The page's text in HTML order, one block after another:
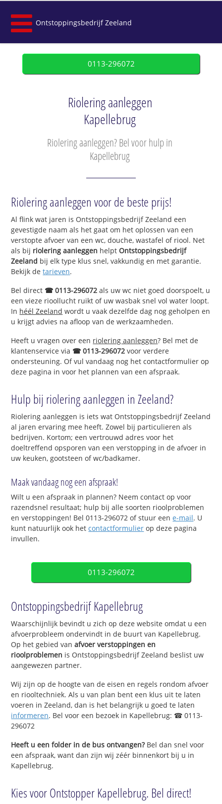
Ontstoppingsbedrijf Zeeland
0113-296072
Riolering aanleggen
Kapellebrug
Riolering aanleggen? Bel voor hulp in
Kapellebrug
Riolering aanleggen voor de beste prijs!
Al flink wat jaren is Ontstoppingsbedrijf Zeeland een
gevestigde naam als het gaat om het oplossen van een
verstopte afvoer van een wc, douche, wastafel of riool. Net
als bij riolering aanleggen helptOntstoppingsbedrijf
Zeeland bij elk type klus snel, vakkundig en met garantie.
Bekijk detarieven.
Bel direct ☎ 0113-296072 als uw wc niet goed doorspoelt, u
een vieze rioollucht ruikt of uw wasbak snel vol water loopt.
In héél Zeeland wordt u vaak dezelfde dag nog geholpen en
u krijgt advies na afloop van de werkzaamheden.
Heeft u vragen over een riolering aanleggen? Bel met de
klantenservice via ☎ 0113-296072 voor verdere
ondersteuning. Of vul vandaag nog het contactformulier op
deze pagina in voor het plannen van een afspraak.
Hulp bij riolering aanleggen in Zeeland?
Riolering aanleggen is iets wat Ontstoppingsbedrijf Zeeland
al jaren ervaring mee heeft. Zowel bij particulieren als
bedrijven. Kortom; een vertrouwd adres voor het
doeltreffend opsporen van een verstopping in de afvoer in
uw keuken, gootsteen of wc/badkamer.
Maak vandaag nog een afspraak!
Wilt u een afspraak in plannen? Neem contact op voor
razendsnel resultaat; hulp bij alle soorten rioolproblemen
en verstoppingen! Bel 0113-296072 of stuur eene-mail. U
kunt natuurlijk ook hetcontactformulier op deze pagina
invullen.
0113-296072
Ontstoppingsbedrijf Kapellebrug
Waarschijnlijk bevindt u zich op deze website omdat u een
afvoerprobleem ondervindt in de buurt van Kapellebrug.
Op het gebied vanafvoer verstoppingen en
rioolproblemen is Ontstoppingsbedrijf Zeeland beslist uw
aangewezen partner.
Wij zijn op de hoogte van de eisen en regels rondom afvoer
en riooltechniek. Als u van plan bent een klus uit te laten
voeren in Zeeland, dan is het belangrijk u goed te laten
informeren. Bel voor een bezoek in Kapellebrug: ☎ 0113-
296072
Heeft u een folder in de bus ontvangen?Bel dan snel voor
een afspraak, want dan zijn wij zéér binnenkort bij u in
Kapellebrug.
Kies voor Ontstopper Kapellebrug. Bel direct!